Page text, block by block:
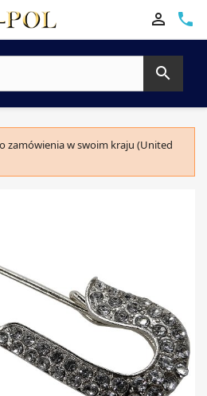
phone


zamówienia w swoim kraju (United